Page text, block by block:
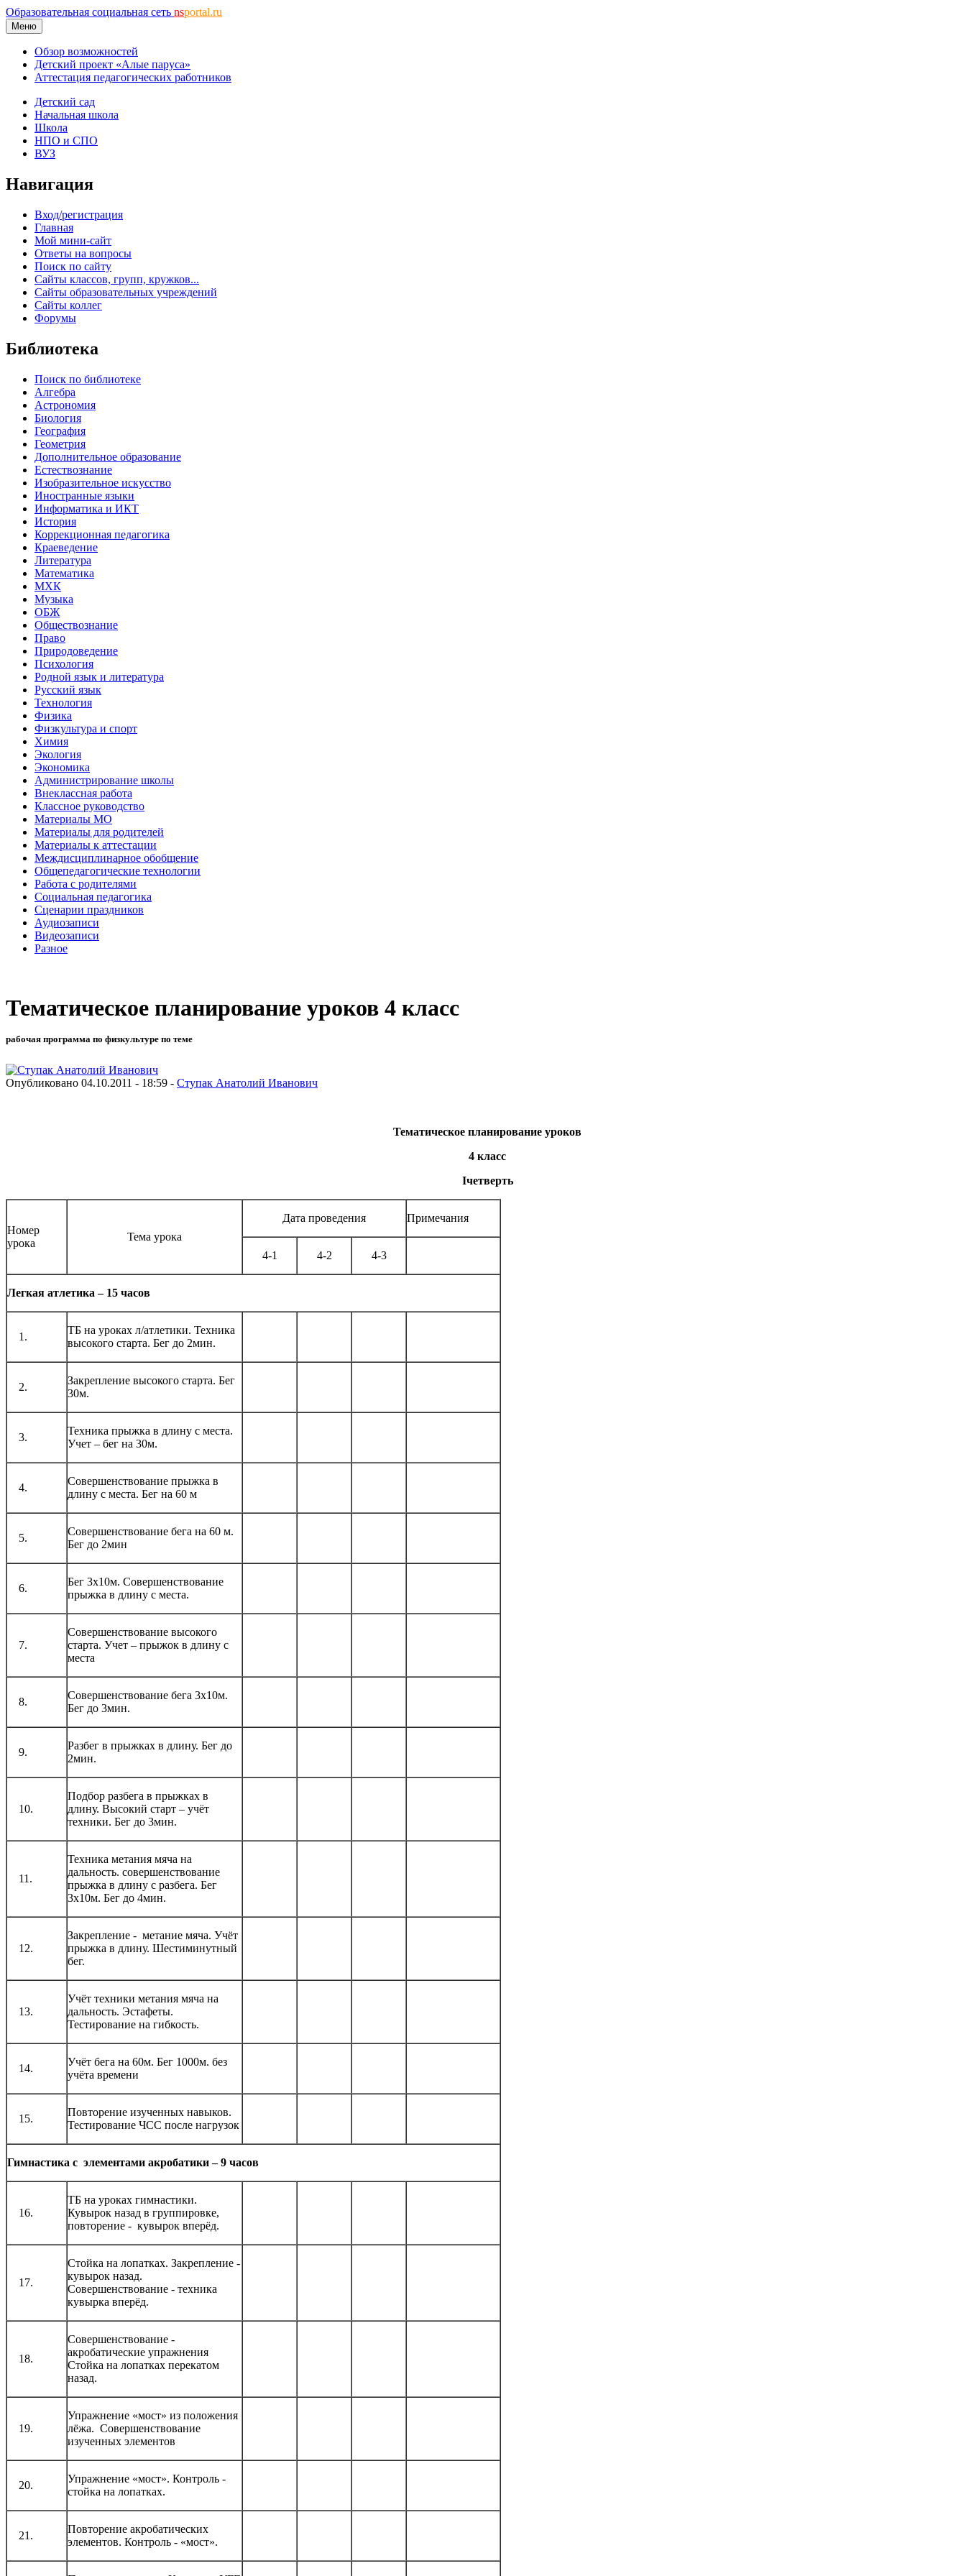
Образовательная социальная сеть nsportal.ru
Меню
Обзор возможностей
Детский проект «Алые паруса»
Аттестация педагогических работников
Детский сад
Начальная школа
Школа
НПО и СПО
ВУЗ
Навигация
Вход/регистрация
Главная
Мой мини-сайт
Ответы на вопросы
Поиск по сайту
Сайты классов, групп, кружков...
Сайты образовательных учреждений
Сайты коллег
Форумы
Библиотека
Поиск по библиотеке
Алгебра
Астрономия
Биология
География
Геометрия
Дополнительное образование
Естествознание
Изобразительное искусство
Иностранные языки
Информатика и ИКТ
История
Коррекционная педагогика
Краеведение
Литература
Математика
МХК
Музыка
ОБЖ
Обществознание
Право
Природоведение
Психология
Родной язык и литература
Русский язык
Технология
Физика
Физкультура и спорт
Химия
Экология
Экономика
Администрирование школы
Внеклассная работа
Классное руководство
Материалы МО
Материалы для родителей
Материалы к аттестации
Междисциплинарное обобщение
Общепедагогические технологии
Работа с родителями
Социальная педагогика
Сценарии праздников
Аудиозаписи
Видеозаписи
Разное
Тематическое планирование уроков 4 класс
рабочая программа по физкультуре по теме
Опубликовано 04.10.2011 - 18:59 - Ступак Анатолий Иванович
Тематическое планирование уроков
4 класс
Iчетверть
Номер
урока
Тема урока
Дата проведения Примечания
4-1 4-2 4-3
Легкая атлетика – 15 часов
1.
ТБ на уроках л/атлетики. Техника
высокого старта. Бег до 2мин.
2.
Закрепление высокого старта. Бег
30м.
3.
Техника прыжка в длину с места.
Учет – бег на 30м.
4.
Совершенствование прыжка в
длину с места. Бег на 60 м
5.
Совершенствование бега на 60 м.
Бег до 2мин
6.
Бег 3х10м. Совершенствование
прыжка в длину с места.
7.
Совершенствование высокого
старта. Учет – прыжок в длину с
места
8.
Совершенствование бега 3х10м.
Бег до 3мин.
9.
Разбег в прыжках в длину. Бег до
2мин.
10.
Подбор разбега в прыжках в
длину. Высокий старт – учёт
техники. Бег до 3мин.
11.
Техника метания мяча на
дальность. совершенствование
прыжка в длину с разбега. Бег
3х10м. Бег до 4мин.
12.
Закрепление - метание мяча. Учёт
прыжка в длину. Шестиминутный
бег.
13.
Учёт техники метания мяча на
дальность. Эстафеты.
Тестирование на гибкость.
14.
Учёт бега на 60м. Бег 1000м. без
учёта времени
15.
Повторение изученных навыков.
Тестирование ЧСС после нагрузок
Гимнастика с элементами акробатики – 9 часов
16.
ТБ на уроках гимнастики.
Кувырок назад в группировке,
повторение - кувырок вперёд.
17.
Стойка на лопатках. Закрепление -
кувырок назад.
Совершенствование - техника
кувырка вперёд.
18.
Совершенствование -
акробатические упражнения
Стойка на лопатках перекатом
назад.
19.
Упражнение «мост» из положения
лёжа. Совершенствование
изученных элементов
20.
Упражнение «мост». Контроль -
стойка на лопатках.
21.
Повторение акробатических
элементов. Контроль - «мост».